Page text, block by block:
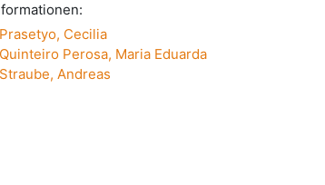
Prasetyo, Cecilia
Quinteiro Perosa, Maria Eduarda
Straube, Andreas